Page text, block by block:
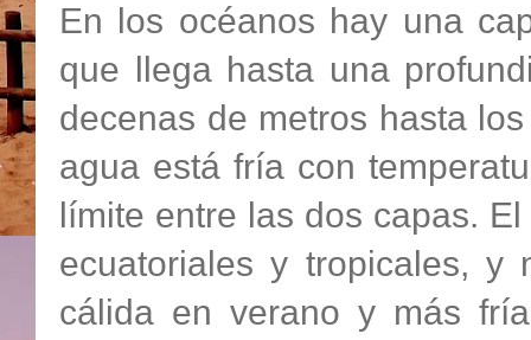
En los océanos hay una
que llega hasta una
decenas de metros hasta
agua está fría con
límite entre las dos capas.
ecuatoriales y tropicales, y
cálida en verano y más